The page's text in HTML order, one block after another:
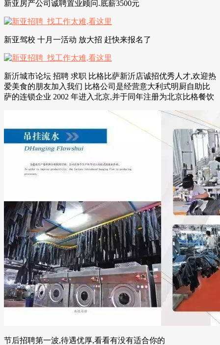
新亚房产公司诚聘置业顾问.底薪3500元
新亚驾校 十月一活动 放大招 赶快来报名了
新沂城市论坛 招聘 求职 比格比萨新沂店诚招优秀人才,欢迎热
爱美食的朋友加入我们 比格公司是经营意大利式明厨自助比
萨的连锁企业 2002 年进入北京,并于同年注册为北京比格餐饮
节后招聘第一波,待遇优厚,看看有没有适合你的